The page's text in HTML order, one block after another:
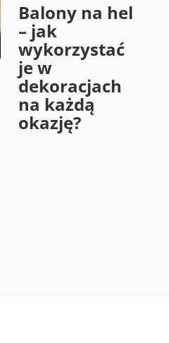
Balony na hel
– jak
wykorzystać
je w
dekoracjach
na każdą
okazję?